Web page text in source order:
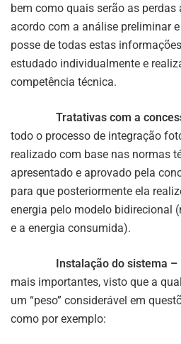
bem como quais serão as perdas
acordo com a análise preliminar
posse de todas estas
estudado individualmente e
competência técnica.
Tratativas com a
todo o processo de integração
realizado com base nas normas
apresentado e aprovado pela
para que posteriormente ela
energia pelo modelo bidirecional
e a energia consumida).
Instalação do sistema –
mais importantes, visto que a
um “peso” considerável em
como por exemplo: